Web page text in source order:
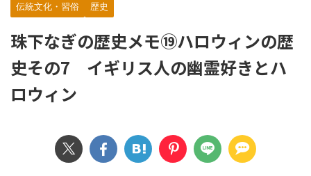
伝統文化・習俗 歴史
珠下なぎの歴史メモ⑲ハロウィンの歴
史その7 イギリス人の幽霊好きとハ
ロウィン